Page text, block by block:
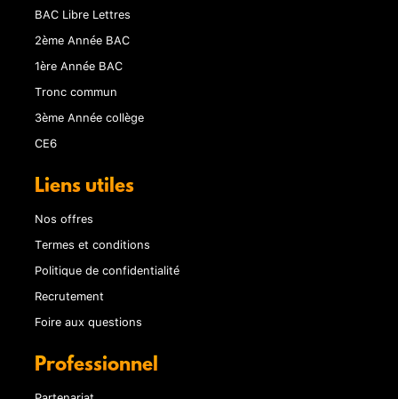
BAC Libre Lettres
2ème Année BAC
1ère Année BAC
Tronc commun
3ème Année collège
CE6
Liens utiles
Nos offres
Termes et conditions
Politique de confidentialité
Recrutement
Foire aux questions
Professionnel